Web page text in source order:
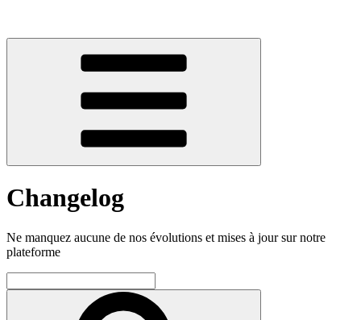
Changelog
Ne manquez aucune de nos évolutions et mises à jour sur notre
plateforme